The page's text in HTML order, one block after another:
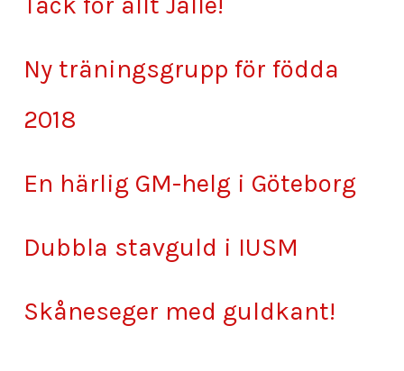
Ny träningsgrupp för födda
2018
En härlig GM-helg i Göteborg
Dubbla stavguld i IUSM
Skåneseger med guldkant!